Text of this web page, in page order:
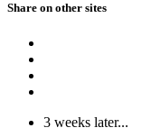
Share on other sites
3 weeks later...